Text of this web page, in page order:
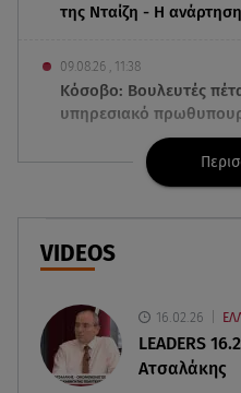
της Νταίζη - Η ανάρτηση
09.08.26 , 11:38
Κόσοβο: Βουλευτές
υπηρεσιακό
09.08.26 , 11:23
Μεθυσμένη οδηγός
γάμου της
09.08.26 , 11:12
έκανα 500 φορές»
09.08.26 , 10:46
VIDEOS
16.02.26
LEADERS
Ατσαλάκης